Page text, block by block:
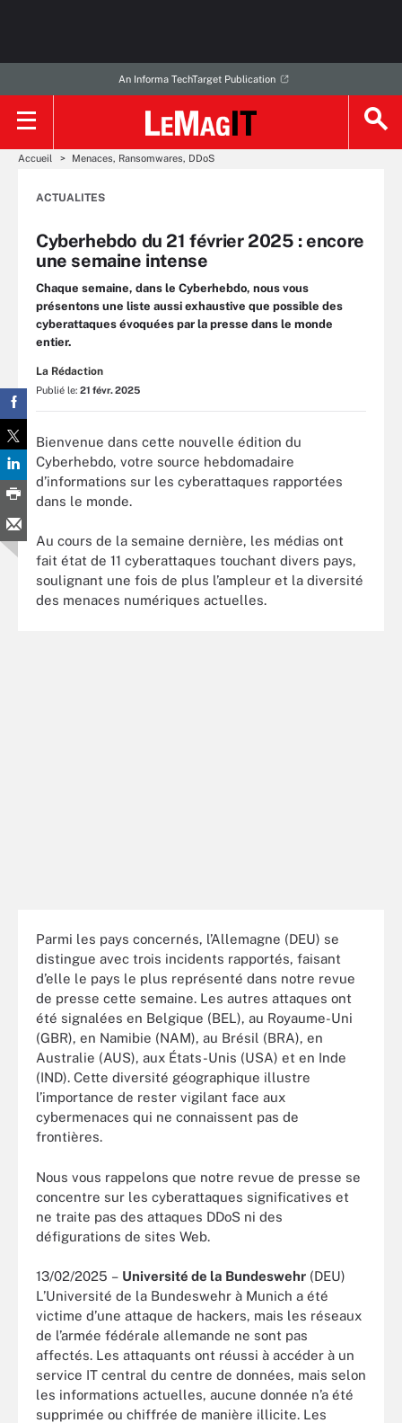
An Informa TechTarget Publication
Accueil Menaces, Ransomwares, DDoS
ACTUALITES
Cyberhebdo du 21 février 2025 : encore
une semaine intense
Chaque semaine, dans le Cyberhebdo, nous vous
présentons une liste aussi exhaustive que possible des
cyberattaques évoquées par la presse dans le monde
entier.
La Rédaction
Publié le: 21 févr. 2025
Bienvenue dans cette nouvelle édition du
Cyberhebdo, votre source hebdomadaire
d’informations sur les cyberattaques rapportées
dans le monde.
Au cours de la semaine dernière, les médias ont
fait état de 11 cyberattaques touchant divers pays,
soulignant une fois de plus l’ampleur et la diversité
des menaces numériques actuelles.
Parmi les pays concernés, l’Allemagne (DEU) se
distingue avec trois incidents rapportés, faisant
d’elle le pays le plus représenté dans notre revue
de presse cette semaine. Les autres attaques ont
été signalées en Belgique (BEL), au Royaume-Uni
(GBR), en Namibie (NAM), au Brésil (BRA), en
Australie (AUS), aux États-Unis (USA) et en Inde
(IND). Cette diversité géographique illustre
l’importance de rester vigilant face aux
cybermenaces qui ne connaissent pas de
frontières.
Nous vous rappelons que notre revue de presse se
concentre sur les cyberattaques significatives et
ne traite pas des attaques DDoS ni des
défigurations de sites Web.
13/02/2025 – Université de la Bundeswehr (DEU)
L’Université de la Bundeswehr à Munich a été
victime d’une attaque de hackers, mais les réseaux
de l’armée fédérale allemande ne sont pas
affectés. Les attaquants ont réussi à accéder à un
service IT central du centre de données, mais selon
les informations actuelles, aucune donnée n’a été
supprimée ou chiffrée de manière illicite. Les